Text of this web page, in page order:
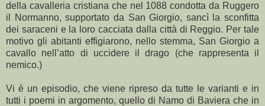
della cavalleria cristiana che nel 1088 condotta da Ruggero
il Normanno, supportato da San Giorgio, sancì la sconfitta
dei saraceni e la loro cacciata dalla città di Reggio. Per tale
motivo gli abitanti effigiarono, nello stemma, San Giorgio a
cavallo nell’atto di uccidere il drago (che rappresenta il
nemico.)
Vi è un episodio, che viene ripreso da tutte le varianti e in
tutti i poemi in argomento, quello di Namo di Baviera che in